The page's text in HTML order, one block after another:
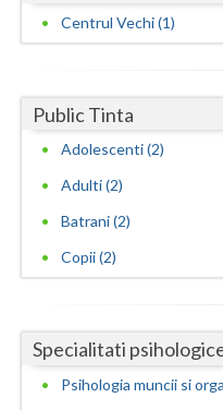
Ilfov
Mehedinti
Salaj
Satu-Mare
Centrul Vechi (1)
Public Tinta
Adolescenti (2)
Adulti (2)
Batrani (2)
Copii (2)
Specialitati
Psihologia muncii si